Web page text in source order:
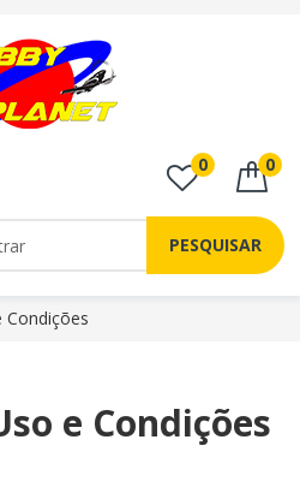
PESQUISAR
0 0
Condições
e Condições